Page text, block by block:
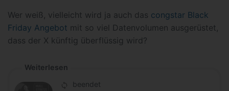
Wer weiß, vielleicht wird ja auch das congstar Black
Friday Angebot mit so viel Datenvolumen ausgerüstet,
dass der X künftig überflüssig wird?
Weiterlesen
beendet